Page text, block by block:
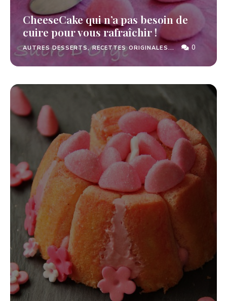
CheeseCake qui n’a pas besoin de
cuire pour vous rafraîchir !
AUTRES DESSERTS, RECETTES ORIGINALES... 0